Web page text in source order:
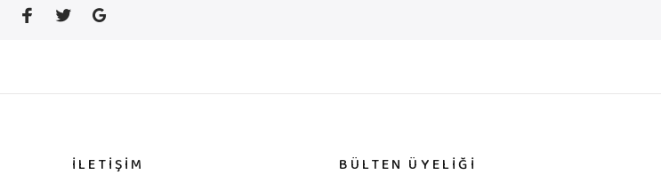
İLETİŞİM BÜLTEN ÜYELİĞİ